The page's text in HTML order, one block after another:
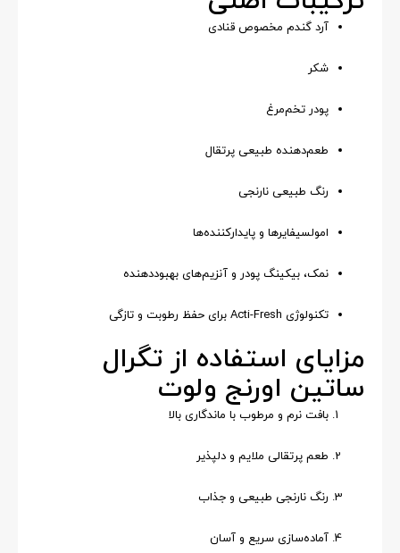
آرد گندم مخصوص قنادی
شکر
پودر تخم‌مرغ
طعم‌دهنده طبیعی پرتقال
رنگ طبیعی نارنجی
امولسیفایرها و پایدارکننده‌ها
نمک، بیکینگ پودر و آنزیم‌های بهبوددهنده
تکنولوژی Acti-Fresh برای حفظ رطوبت و تازگی
مزایای استفاده از تگرال
ساتین اورنج ولوت
بافت نرم و مرطوب با ماندگاری بالا
طعم پرتقالی ملایم و دلپذیر
رنگ نارنجی طبیعی و جذاب
آماده‌سازی سریع و آسان